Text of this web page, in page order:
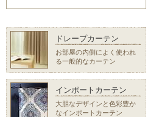
ドレープカーテン
お部屋の内側によく使われ
る一般的なカーテン
インポートカーテン
大胆なデザインと色彩豊か
なインポートカーテン